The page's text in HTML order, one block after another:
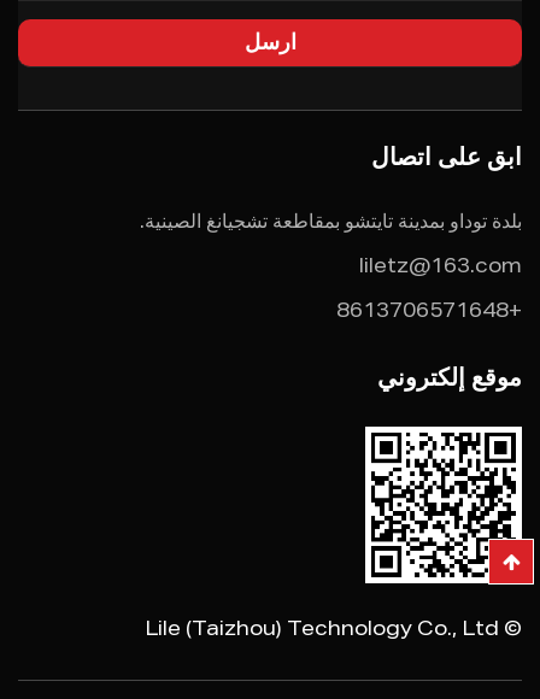
© Lile (Taizhou) Technology Co., Ltd
ابق على اتصال
بلدة توداو بمدينة تايتشو بمقاطعة تشجيانغ الصينية.
liletz@163.com
+8613706571648
موقع إلكتروني